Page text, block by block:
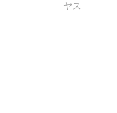
ヤス